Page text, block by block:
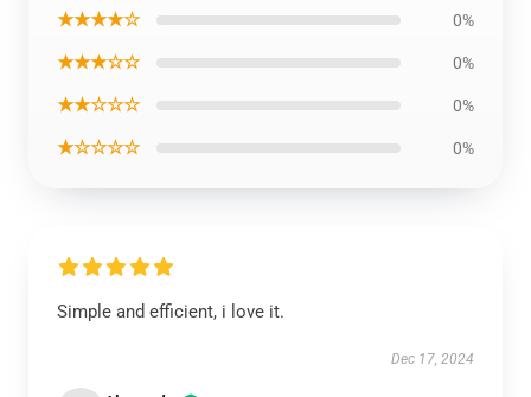
★★★★☆ 0%
★★★☆☆ 0%
★★☆☆☆ 0%
★☆☆☆☆ 0%
Simple and efficient, i love it.
Dec 17, 2024